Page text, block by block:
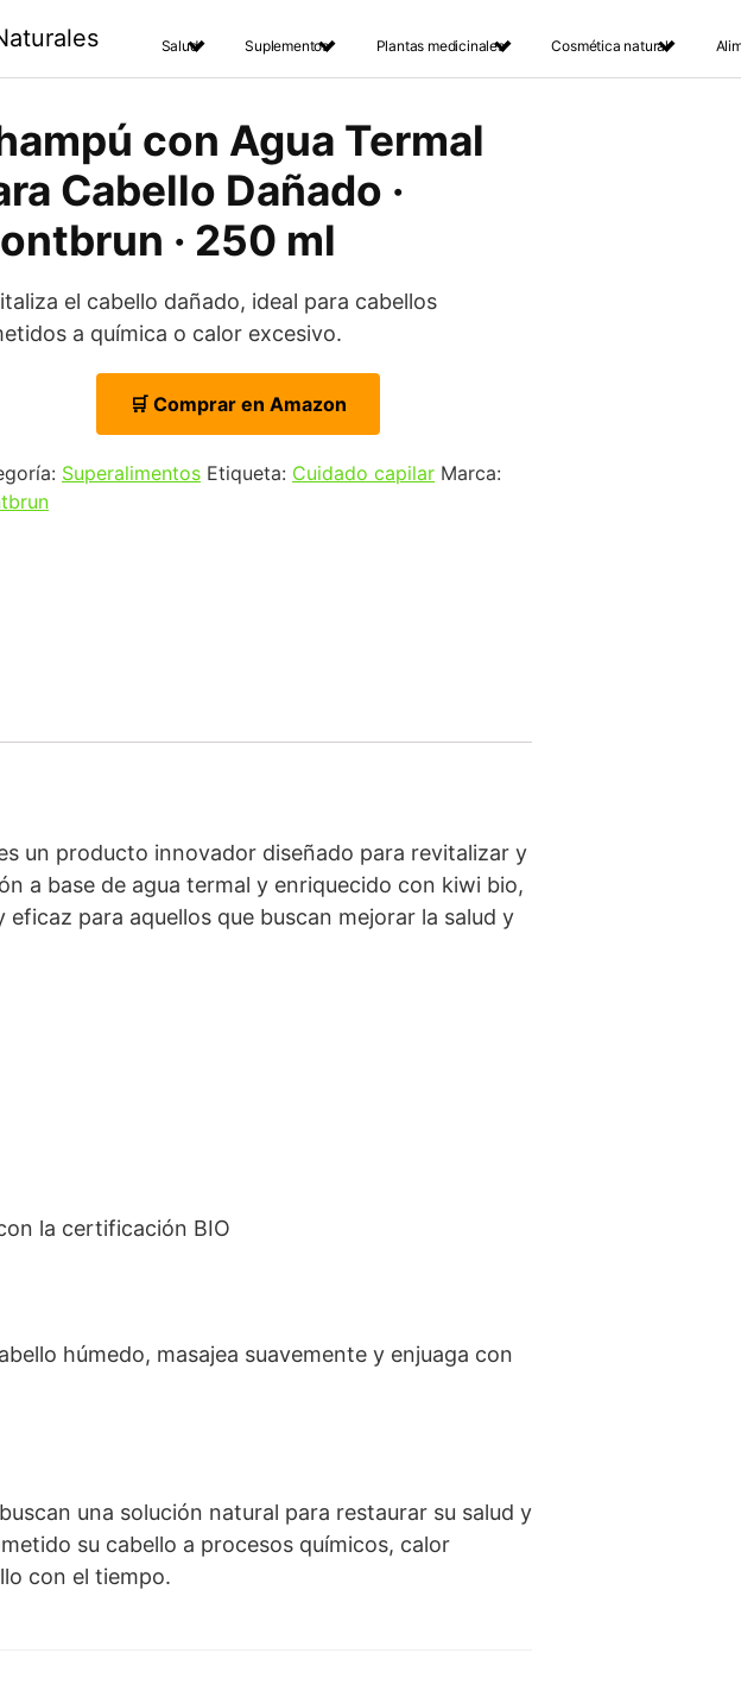
Salud Suplementos Plantas medicinales Cosmética natural
con Agua Termal
Cabello Dañado ·
· 250 ml
el cabello dañado, ideal para cabellos
a química o calor excesivo.
🛒 Comprar en Amazon
Superalimentos Etiqueta: Cuidado capilar Marca:
un producto innovador diseñado para revitalizar y
a base de agua termal y enriquecido con kiwi bio,
para aquellos que buscan mejorar la salud y
la certificación BIO
húmedo, masajea suavemente y enjuaga con
una solución natural para restaurar su salud y
su cabello a procesos químicos, calor
con el tiempo.